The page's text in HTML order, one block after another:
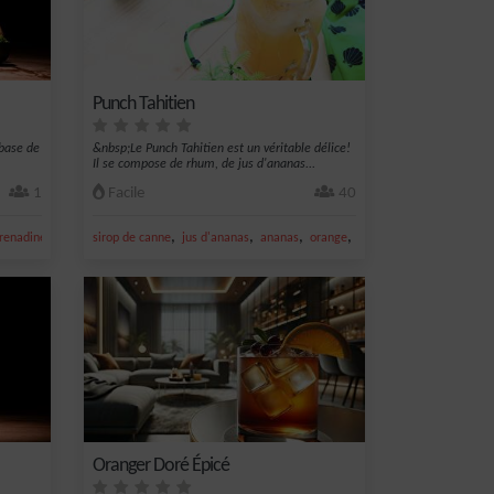
de
1
jus de pamplemousse
Punch Tahitien
&nbsp;Le Punch Tahitien est un véritable délice!
Il se compose de rhum, de jus d'ananas...
Facile 40
sirop de canne, jus d'ananas, ananas, orange,
Oranger Doré Épicé